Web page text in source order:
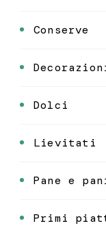
Conserve
Dolci
Lievitati
Pane e
Primi